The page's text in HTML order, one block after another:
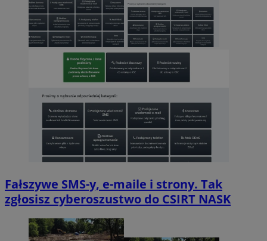
Fałszywe SMS-y, e-maile i strony. Tak
zgłosisz cyberoszustwo do CSIRT NASK